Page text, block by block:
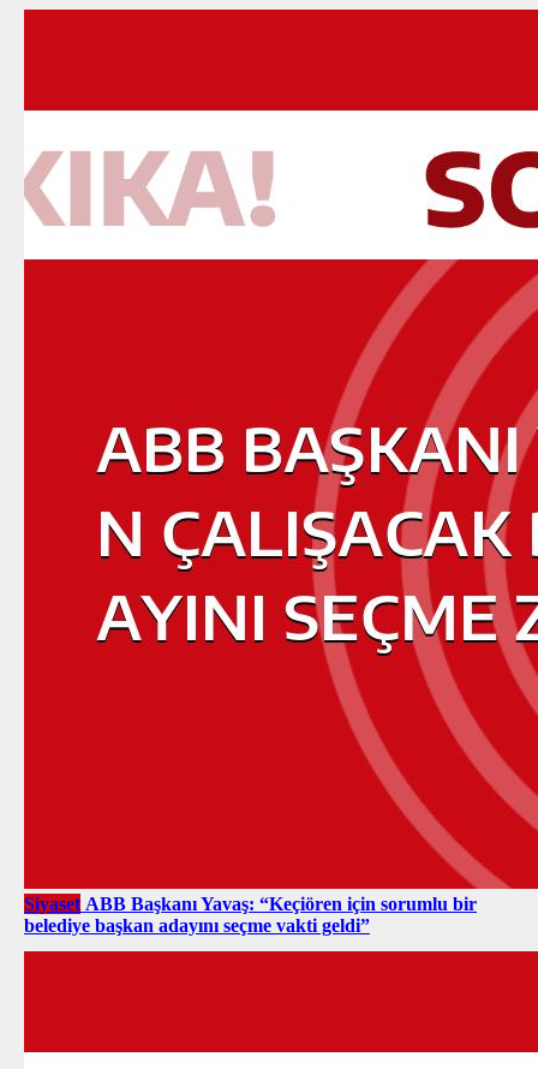
Siyaset ABB Başkanı Yavaş: “Keçiören için sorumlu bir
belediye başkan adayını seçme vakti geldi”